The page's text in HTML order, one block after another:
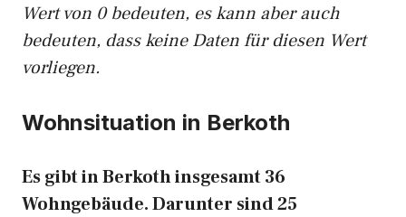
Wert von 0 bedeuten, es kann aber auch
bedeuten, dass keine Daten für diesen Wert
vorliegen.
Wohnsituation in Berkoth
Es gibt in Berkoth insgesamt 36
Wohngebäude. Darunter sind 25